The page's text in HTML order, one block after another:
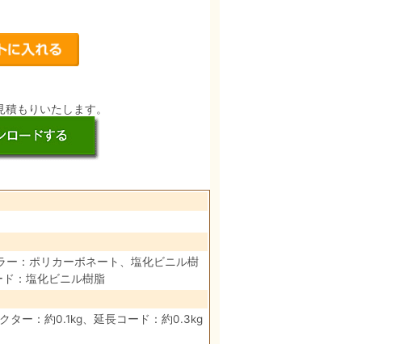
もりいたします。
ー：ポリカーボネート、塩化ビニル樹
：塩化ビニル樹脂
ター：約0.1kg、延長コード：約0.3kg